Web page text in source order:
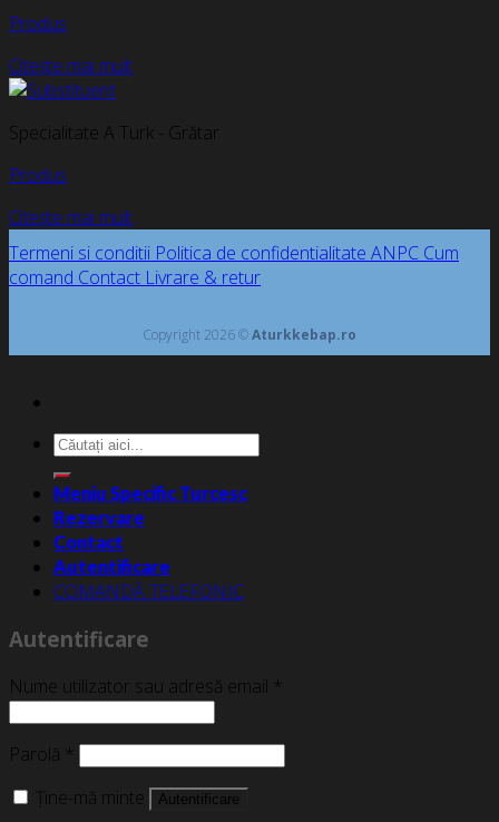
Produs
Citește mai mult
Specialitate A Turk - Grătar
Produs
Citește mai mult
Termeni si conditii Politica de confidentialitate ANPC Cum
comand Contact Livrare & retur
Copyright 2026 ©Aturkkebap.ro
Caută
după:
Meniu Specific Turcesc
Rezervare
Contact
Autentificare
COMANDĂ TELEFONIC
Autentificare
Nume utilizator sau adresă email *
Parolă *
Ține-mă minte
Autentificare